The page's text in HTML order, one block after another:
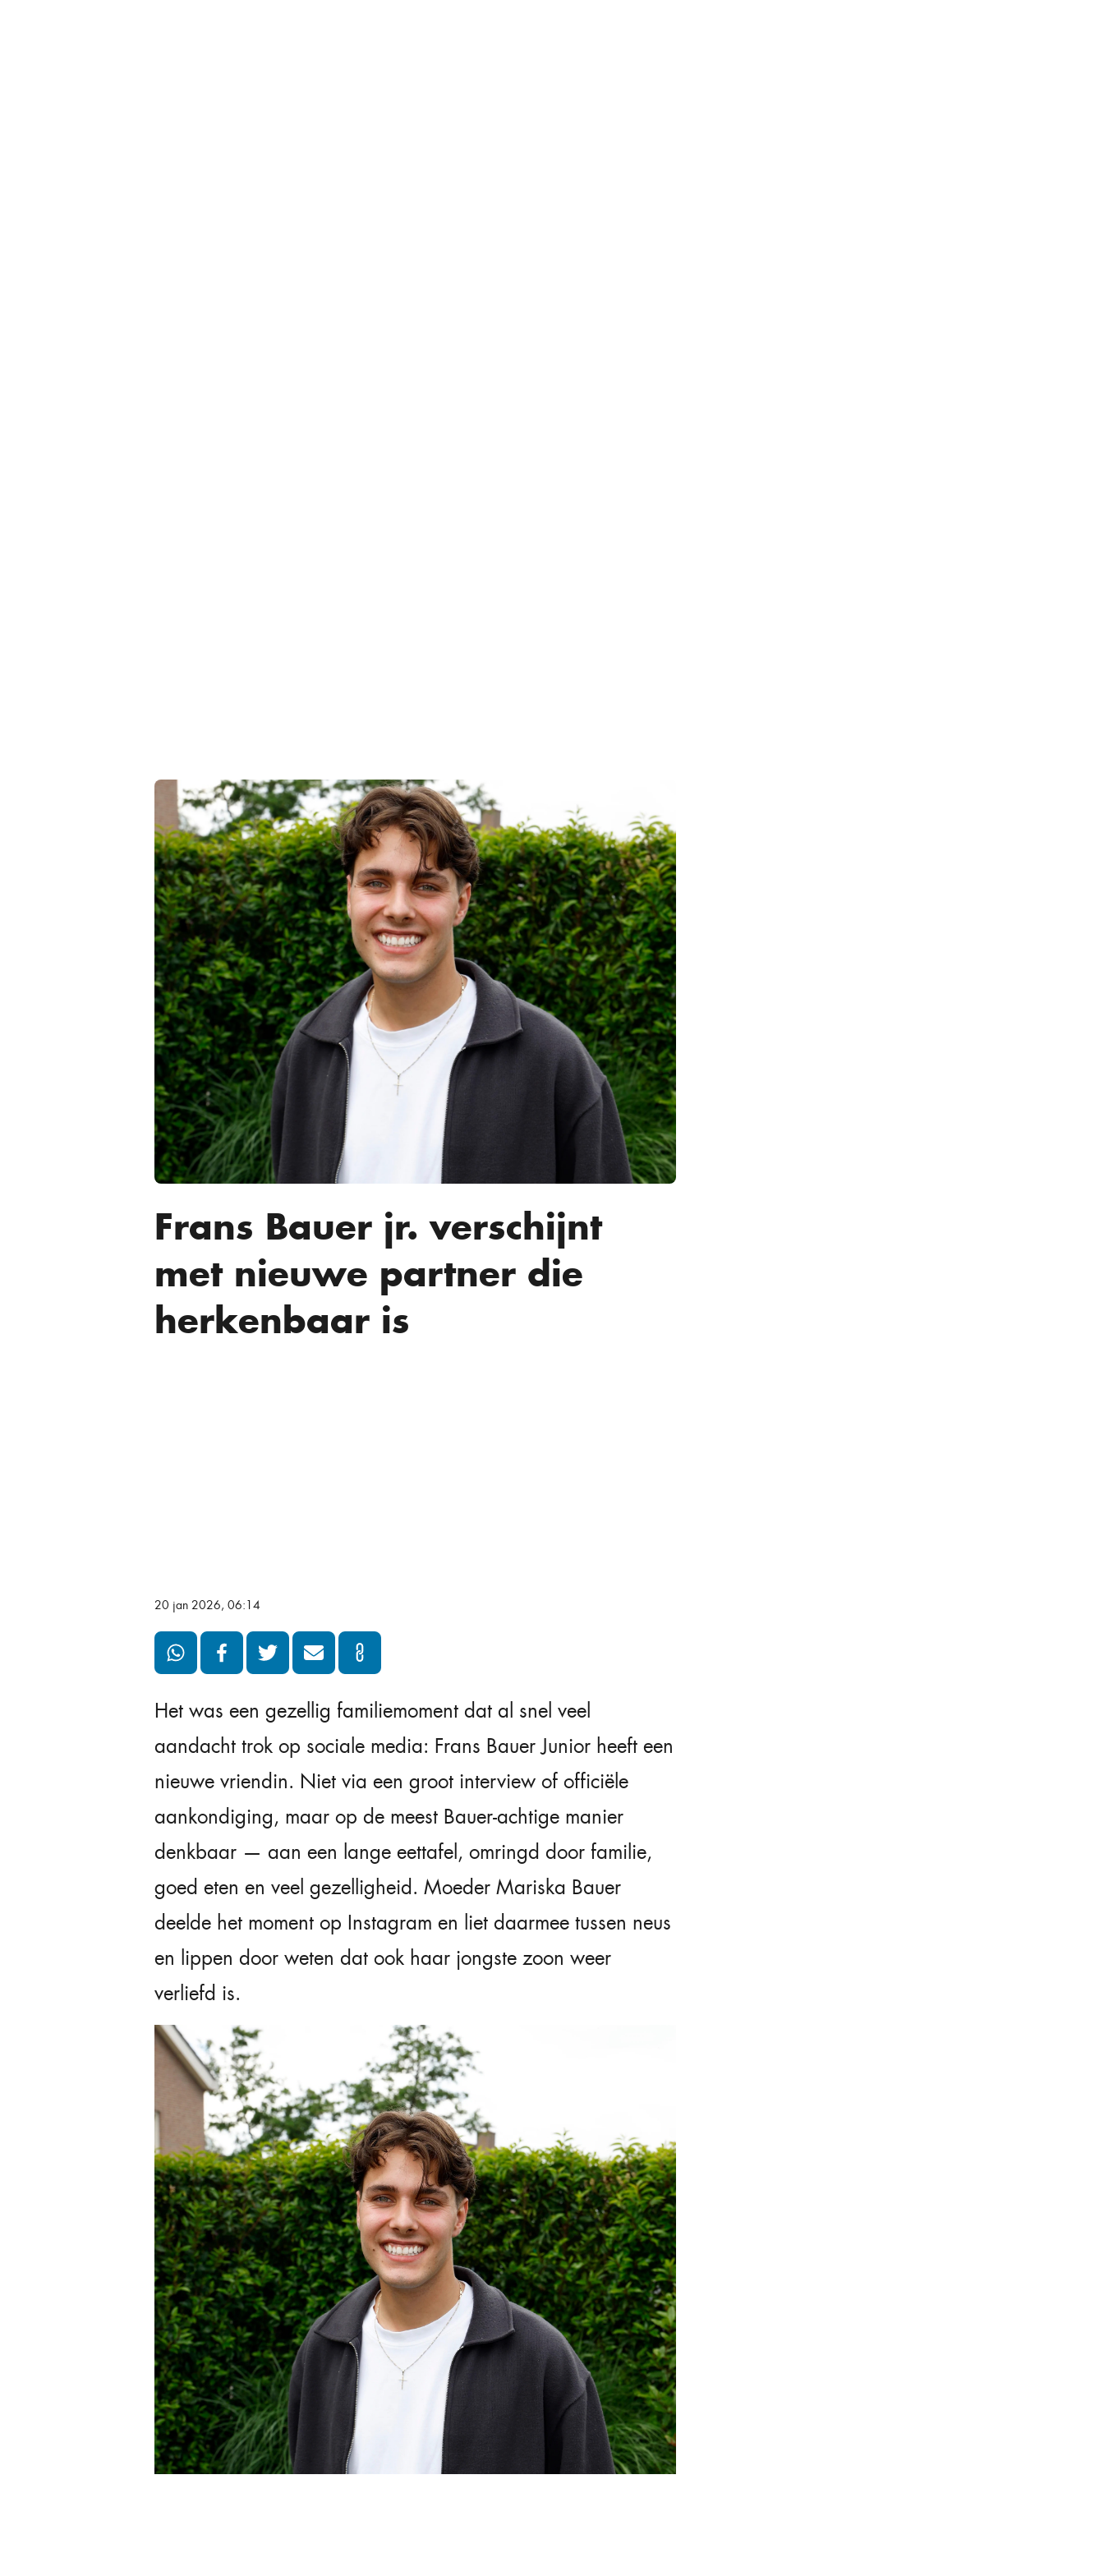
Frans Bauer jr. verschijnt
met nieuwe partner die
herkenbaar is
20 jan 2026, 06:14
Het was een gezellig familiemoment dat al snel veel
aandacht trok op sociale media: Frans Bauer Junior heeft een
nieuwe vriendin. Niet via een groot interview of officiële
aankondiging, maar op de meest Bauer-achtige manier
denkbaar — aan een lange eettafel, omringd door familie,
goed eten en veel gezelligheid. Moeder Mariska Bauer
deelde het moment op Instagram en liet daarmee tussen neus
en lippen door weten dat ook haar jongste zoon weer
verliefd is.